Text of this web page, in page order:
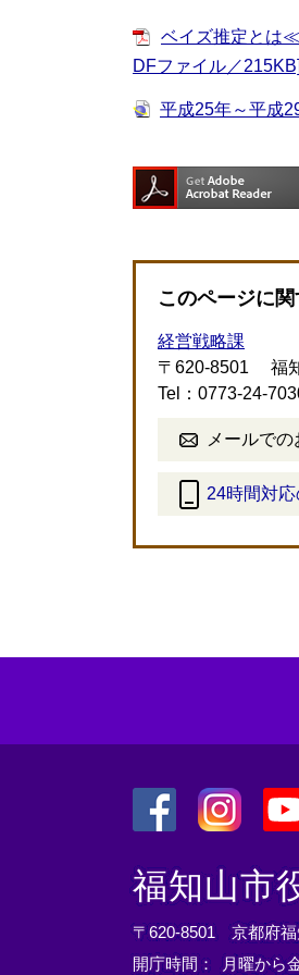
ベイズ推定とは
DFファイル／215KB]
平成25年～平成
このページに
経営戦略課
〒620-8501
福
Tel：0773-24-
メールで
24時間対
外
ク
外
部
リ
ン
ク
外
部
リ
ン
ク
外
部
リ
ン
ク
福知山市
〒620-8501 京都府福
開庁時間： 月曜から